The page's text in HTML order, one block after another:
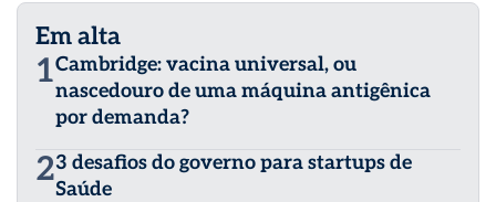
Em alta
1Cambridge: vacina universal, ou
nascedouro de uma máquina antigênica
por demanda?
23 desafios do governo para startups de
Saúde